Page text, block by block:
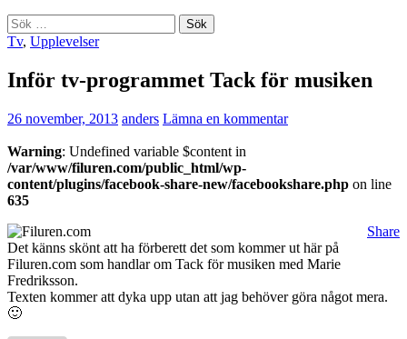
Sök
efter:
Tv, Upplevelser
Inför tv-programmet Tack för musiken
26 november, 2013 anders Lämna en kommentar
Warning: Undefined variable $content in
/var/www/filuren.com/public_html/wp-
content/plugins/facebook-share-new/facebookshare.php on line
635
Share
Det känns skönt att ha förberett det som kommer ut här på
Filuren.com som handlar om Tack för musiken med Marie
Fredriksson.
Texten kommer att dyka upp utan att jag behöver göra något mera.
🙂